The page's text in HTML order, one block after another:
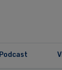
Podcast